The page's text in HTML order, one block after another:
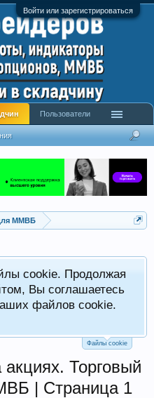
Войти или зарегистрироваться
ММВБ
cookie. Продолжая
Вы соглашаетесь
файлов cookie.
Файлы cookie
Торговый
| Страница 1
Пользователи